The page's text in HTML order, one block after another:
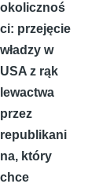
okolicznoś
ci: przejęcie
władzy w
USA z rąk
lewactwa
przez
republikani
na, który
chce